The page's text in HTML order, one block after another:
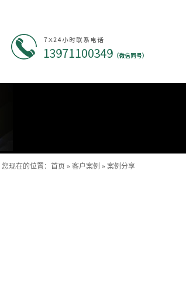
您现在的位置： 首页 » 客户案例 » 案例分享